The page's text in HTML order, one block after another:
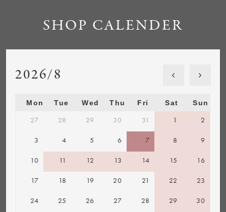
SHOP CALENDER
2026/8
Mon Tue Wed Thu Fri Sat Sun
27 28 29 30 31 1 2
3 4 5 6 7 8 9
10 11 12 13 14 15 16
17 18 19 20 21 22 23
24 25 26 27 28 29 30